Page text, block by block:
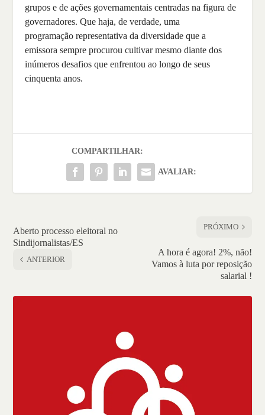
grupos e de ações governamentais centradas na figura de
governadores. Que haja, de verdade, uma
programação representativa da diversidade que a
emissora sempre procurou cultivar mesmo diante dos
inúmeros desafios que enfrentou ao longo de seus
cinquenta anos.
COMPARTILHAR:
AVALIAR:
Aberto processo eleitoral no
Sindijornalistas/ES
ANTERIOR
PRÓXIMO
A hora é agora! 2%, não!
Vamos à luta por reposição
salarial !